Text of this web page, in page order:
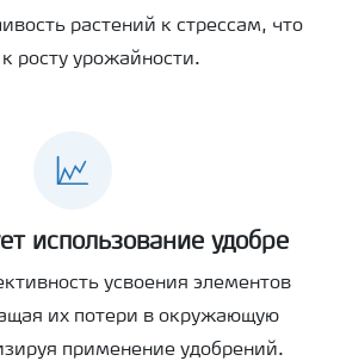
растений к стрессам, что
к росту урожайности.
использование удобре
усвоения элементов
их потери в окружающую
применение удобрений.